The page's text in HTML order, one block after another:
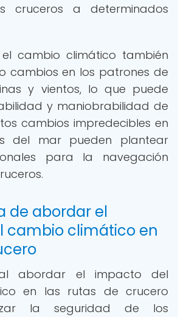
cruceros a determinados
cambio climático también
cambios en los patrones de
y vientos, lo que puede
y maniobrabilidad de
cambios impredecibles en
del mar pueden plantear
para la navegación
de abordar el
cambio climático en
abordar el impacto del
en las rutas de crucero
la seguridad de los